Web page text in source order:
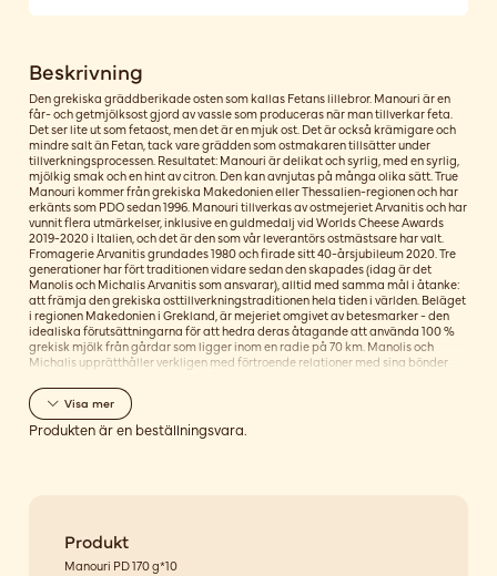
Beskrivning
Den grekiska gräddberikade osten som kallas Fetans lillebror. Manouri är en
får- och getmjölksost gjord av vassle som produceras när man tillverkar feta.
Det ser lite ut som fetaost, men det är en mjuk ost. Det är också krämigare och
mindre salt än Fetan, tack vare grädden som ostmakaren tillsätter under
tillverkningsprocessen. Resultatet: Manouri är delikat och syrlig, med en syrlig,
mjölkig smak och en hint av citron. Den kan avnjutas på många olika sätt. True
Manouri kommer från grekiska Makedonien eller Thessalien-regionen och har
erkänts som PDO sedan 1996. Manouri tillverkas av ostmejeriet Arvanitis och har
vunnit flera utmärkelser, inklusive en guldmedalj vid Worlds Cheese Awards
2019-2020 i Italien, och det är den som vår leverantörs ostmästsare har valt.
Fromagerie Arvanitis grundades 1980 och firade sitt 40-årsjubileum 2020. Tre
generationer har fört traditionen vidare sedan den skapades (idag är det
Manolis och Michalis Arvanitis som ansvarar), alltid med samma mål i åtanke:
att främja den grekiska osttillverkningstraditionen hela tiden i världen. Beläget
i regionen Makedonien i Grekland, är mejeriet omgivet av betesmarker - den
idealiska förutsättningarna för att hedra deras åtagande att använda 100 %
grekisk mjölk från gårdar som ligger inom en radie på 70 km. Manolis och
Michalis upprätthåller verkligen med förtroende relationer med sina bönder
skuldkrisen. Fetthalt i torrsubstansen 70 %
Visamer
Produkten är en beställningsvara.
Produkt
Manouri PD 170 g*10